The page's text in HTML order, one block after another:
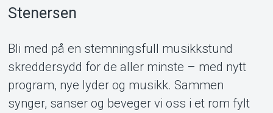
Stenersen
Bli med på en stemningsfull musikkstund
skreddersydd for de aller minste – med nytt
program, nye lyder og musikk. Sammen
synger, sanser og beveger vi oss i et rom fylt